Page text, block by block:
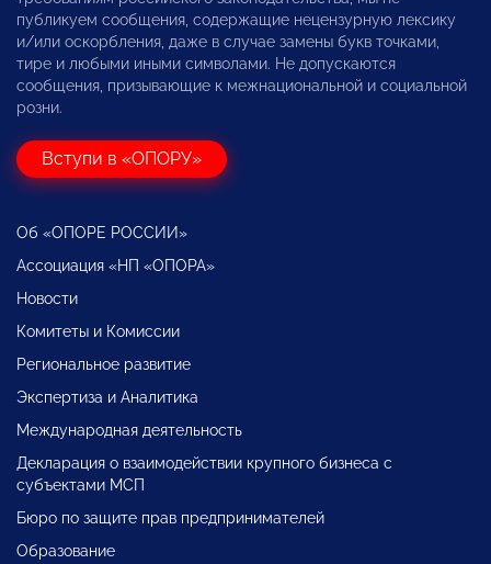
публикуем сообщения, содержащие нецензурную лексику
и/или оскорбления, даже в случае замены букв точками,
тире и любыми иными символами. Не допускаются
сообщения, призывающие к межнациональной и социальной
розни.
Вступи в «ОПОРУ»
Об «ОПОРЕ РОССИИ»
Ассоциация «НП «ОПОРА»
Новости
Комитеты и Комиссии
Региональное развитие
Экспертиза и Аналитика
Международная деятельность
Декларация о взаимодействии крупного бизнеса с
субъектами МСП
Бюро по защите прав предпринимателей
Образование